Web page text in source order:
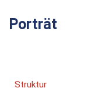
Porträt
Struktur